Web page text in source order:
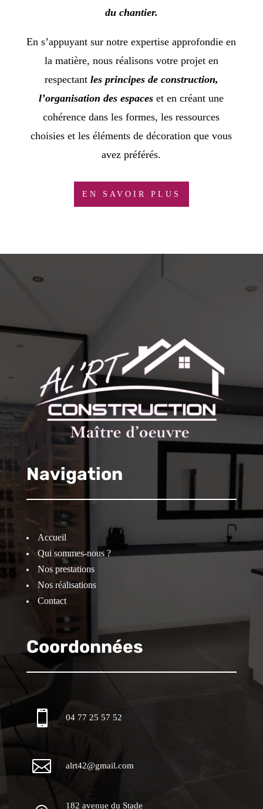
du chantier.
En s’appuyant sur notre expertise approfondie en
la matière, nous réalisons votre projet en
respectant les principes de construction,
l’organisation des espaces et en créant une
cohérence dans les formes, les ressources
choisies et les éléments de décoration que vous
avez préférés.
EN SAVOIR PLUS
Navigation
Accueil
Qui sommes-nous ?
Nos prestations
Nos réalisations
Contact
Coordonnées
 04 77 25 57 52
 alrt42@gmail.com
182 avenue du Stade